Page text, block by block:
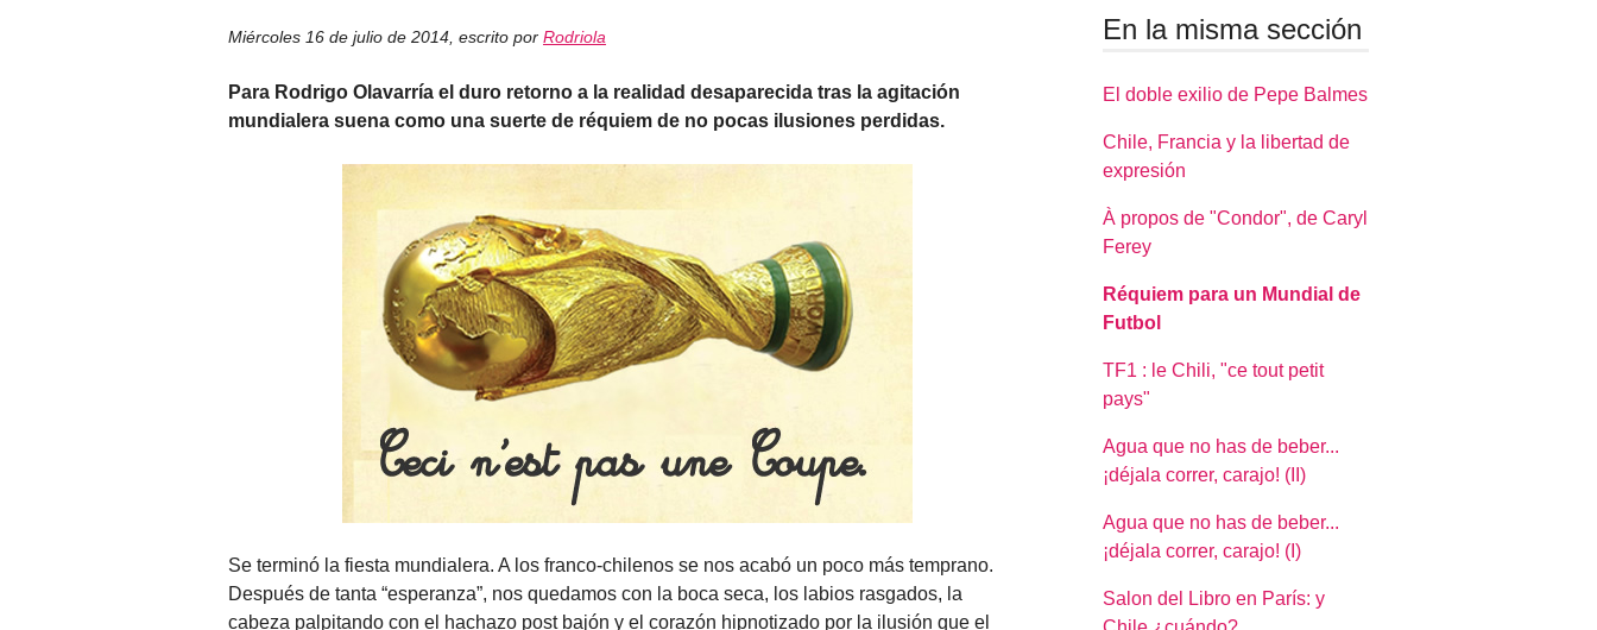
Miércoles 16 de julio de 2014 escrito por Rodriola
Para Rodrigo Olavarría el duro retorno a la realidad desaparecida tras la agitación
mundialera suena como una suerte de réquiem de no pocas ilusiones perdidas.
Se terminó la fiesta mundialera. A los franco-chilenos se nos acabó un poco más temprano.
Después de tanta “esperanza”, nos quedamos con la boca seca, los labios rasgados, la
cabeza palpitando con el hachazo post bajón y el corazón hipnotizado por la ilusión que el
En la misma sección
El doble exilio de Pepe Balmes
Chile, Francia y la libertad de
expresión
À propos de "Condor", de Caryl
Ferey
Réquiem para un Mundial de
Futbol
TF1 : le Chili, "ce tout petit
pays"
Agua que no has de beber...
¡déjala correr, carajo! (II)
Agua que no has de beber...
¡déjala correr, carajo! (I)
Salon del Libro en París: y